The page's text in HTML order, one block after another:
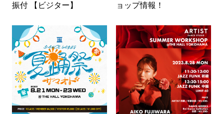
振付 【ビジター】
ョップ情報！